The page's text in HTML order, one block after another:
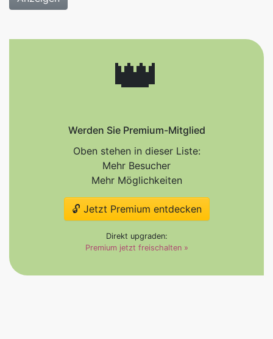
👑
Werden Sie Premium-Mitglied
Oben stehen in dieser Liste:
Mehr Besucher
Mehr Möglichkeiten
🔓 Jetzt Premium entdecken
Direkt upgraden:
Premium jetzt freischalten »